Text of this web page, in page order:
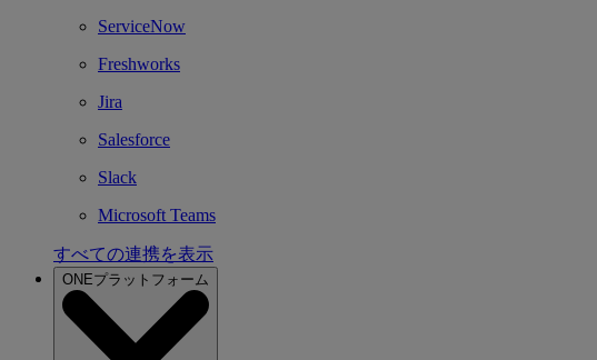
ServiceNow
Freshworks
Jira
Salesforce
Slack
Microsoft Teams
すべての連携を表示
ONEプラットフォーム